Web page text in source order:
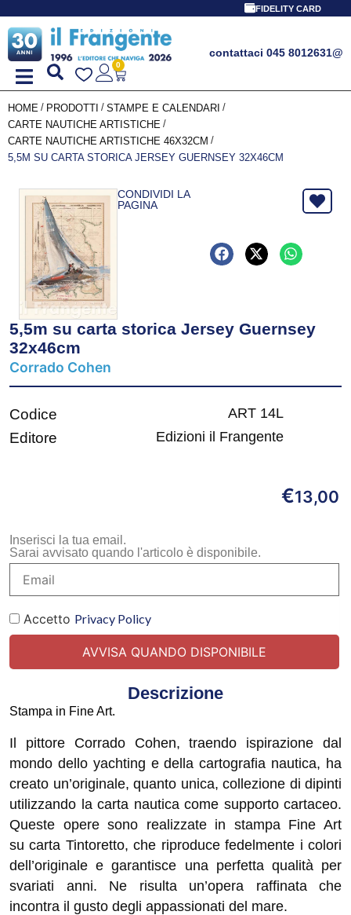
FIDELITY CARD
contattaci 045 8012631@
0
HOME / PRODOTTI / STAMPE E CALENDARI /
CARTE NAUTICHE ARTISTICHE /
CARTE NAUTICHE ARTISTICHE 46X32CM /
5,5M SU CARTA STORICA JERSEY GUERNSEY 32X46CM
CONDIVIDI LA
PAGINA
5,5m su carta storica Jersey Guernsey
32x46cm
Corrado Cohen
Codice ART 14L
Editore Edizioni il Frangente
€13,00
Inserisci la tua email.
Sarai avvisato quando l'articolo è disponibile.
Accetto Privacy Policy
Descrizione
Stampa in Fine Art.
Il pittore Corrado Cohen, traendo ispirazione dal
mondo dello yachting e della cartografia nautica, ha
creato un’originale, quanto unica, collezione di dipinti
utilizzando la carta nautica come supporto cartaceo.
Queste opere sono realizzate in stampa Fine Art
su carta Tintoretto, che riproduce fedelmente i colori
dell’originale e garantisce una perfetta qualità per
svariati anni. Ne risulta un’opera raffinata che
incontra il gusto degli appassionati del mare.